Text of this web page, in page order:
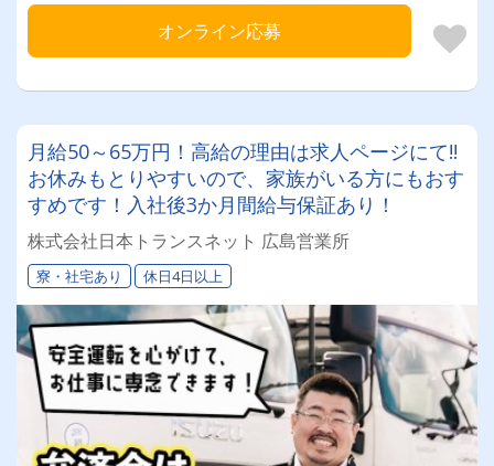
オンライン応募
月給50～65万円！高給の理由は求人ページにて!!
お休みもとりやすいので、家族がいる方にもおす
すめです！入社後3か月間給与保証あり！
株式会社日本トランスネット 広島営業所
寮・社宅あり 休日4日以上